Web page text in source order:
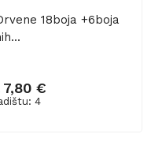
18boja +6boja
7,80 €
4
u košaricu